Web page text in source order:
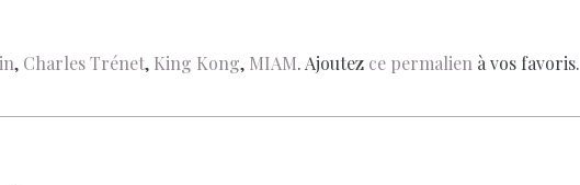
, Charles Trénet, King Kong, MIAM. Ajoutez ce permalien à vos favoris.